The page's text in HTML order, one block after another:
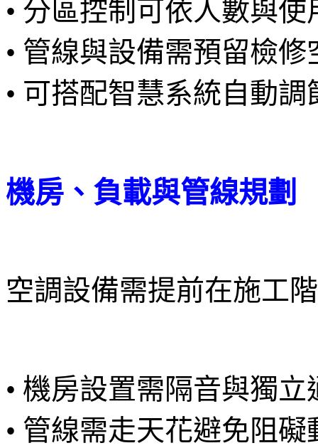
• 分區控制可依人數與
• 管線與設備需預留檢修
• 可搭配智慧系統自動調
機房、負載與管線規劃
空調設備需提前在施工
• 機房設置需隔音與獨立
• 管線需走天花避免阻礙